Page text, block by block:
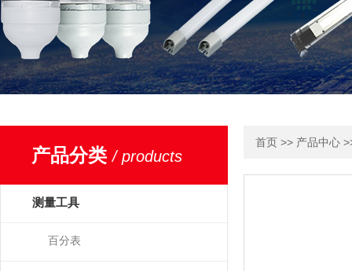
产品分类/ products
测量工具
百分表
首页 >> 产品中心